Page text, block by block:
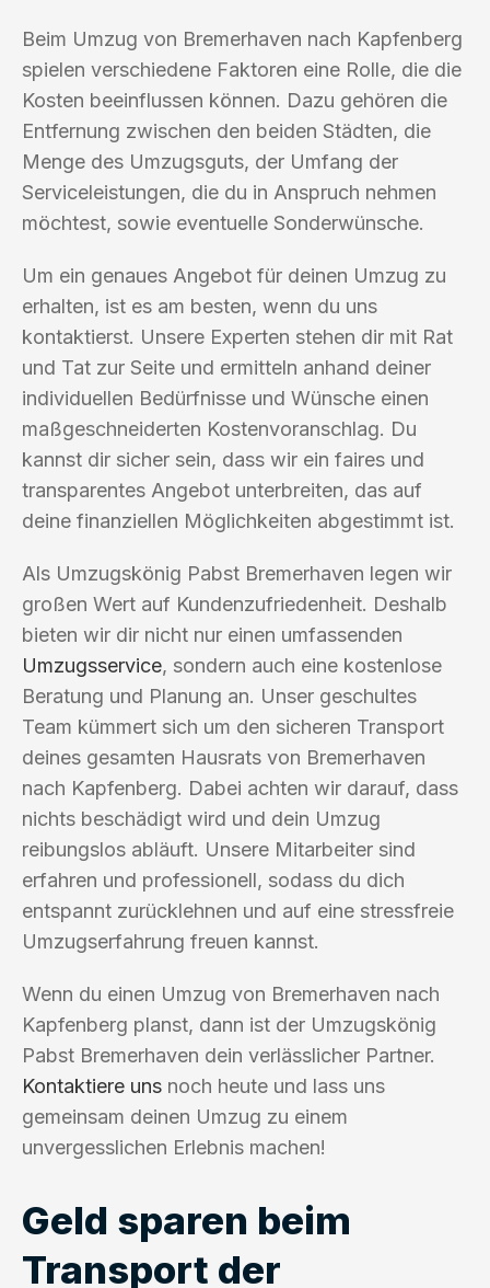
Beim Umzug von Bremerhaven nach Kapfenberg
spielen verschiedene Faktoren eine Rolle, die die
Kosten beeinflussen können. Dazu gehören die
Entfernung zwischen den beiden Städten, die
Menge des Umzugsguts, der Umfang der
Serviceleistungen, die du in Anspruch nehmen
möchtest, sowie eventuelle Sonderwünsche.
Um ein genaues Angebot für deinen Umzug zu
erhalten, ist es am besten, wenn du uns
kontaktierst. Unsere Experten stehen dir mit Rat
und Tat zur Seite und ermitteln anhand deiner
individuellen Bedürfnisse und Wünsche einen
maßgeschneiderten Kostenvoranschlag. Du
kannst dir sicher sein, dass wir ein faires und
transparentes Angebot unterbreiten, das auf
deine finanziellen Möglichkeiten abgestimmt ist.
Als Umzugskönig Pabst Bremerhaven legen wir
großen Wert auf Kundenzufriedenheit. Deshalb
bieten wir dir nicht nur einen umfassenden
Umzugsservice, sondern auch eine kostenlose
Beratung und Planung an. Unser geschultes
Team kümmert sich um den sicheren Transport
deines gesamten Hausrats von Bremerhaven
nach Kapfenberg. Dabei achten wir darauf, dass
nichts beschädigt wird und dein Umzug
reibungslos abläuft. Unsere Mitarbeiter sind
erfahren und professionell, sodass du dich
entspannt zurücklehnen und auf eine stressfreie
Umzugserfahrung freuen kannst.
Wenn du einen Umzug von Bremerhaven nach
Kapfenberg planst, dann ist der Umzugskönig
Pabst Bremerhaven dein verlässlicher Partner.
Kontaktiere uns noch heute und lass uns
gemeinsam deinen Umzug zu einem
unvergesslichen Erlebnis machen!
Geld sparen beim
Transport der